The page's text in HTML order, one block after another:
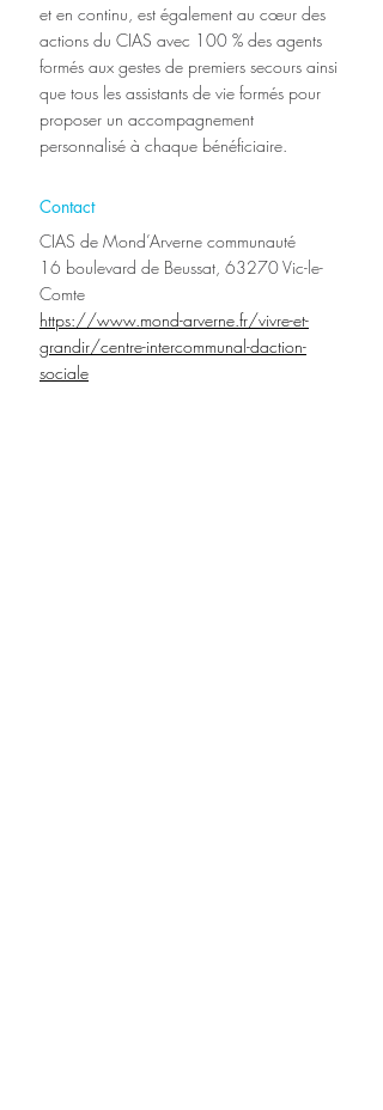
et en continu, est également au cœur des
actions du CIAS avec 100 % des agents
formés aux gestes de premiers secours ainsi
que tous les assistants de vie formés pour
proposer un accompagnement
personnalisé à chaque bénéficiaire.
Contact
CIAS de Mond’Arverne communauté
16 boulevard de Beussat, 63270 Vic-le-
Comte
https://www.mond-arverne.fr/vivre-et-
grandir/centre-intercommunal-daction-
sociale